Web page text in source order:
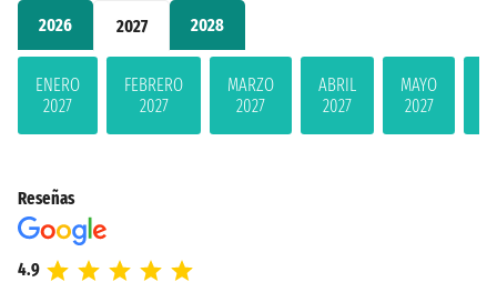
2026 2027 2028
ENERO
2027
FEBRERO
2027
MARZO
2027
ABRIL
2027
MAYO
2027
Reseñas
4.9